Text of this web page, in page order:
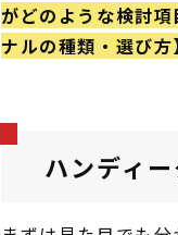
がどのような検討
ナルの種類・選び方
ハンディ